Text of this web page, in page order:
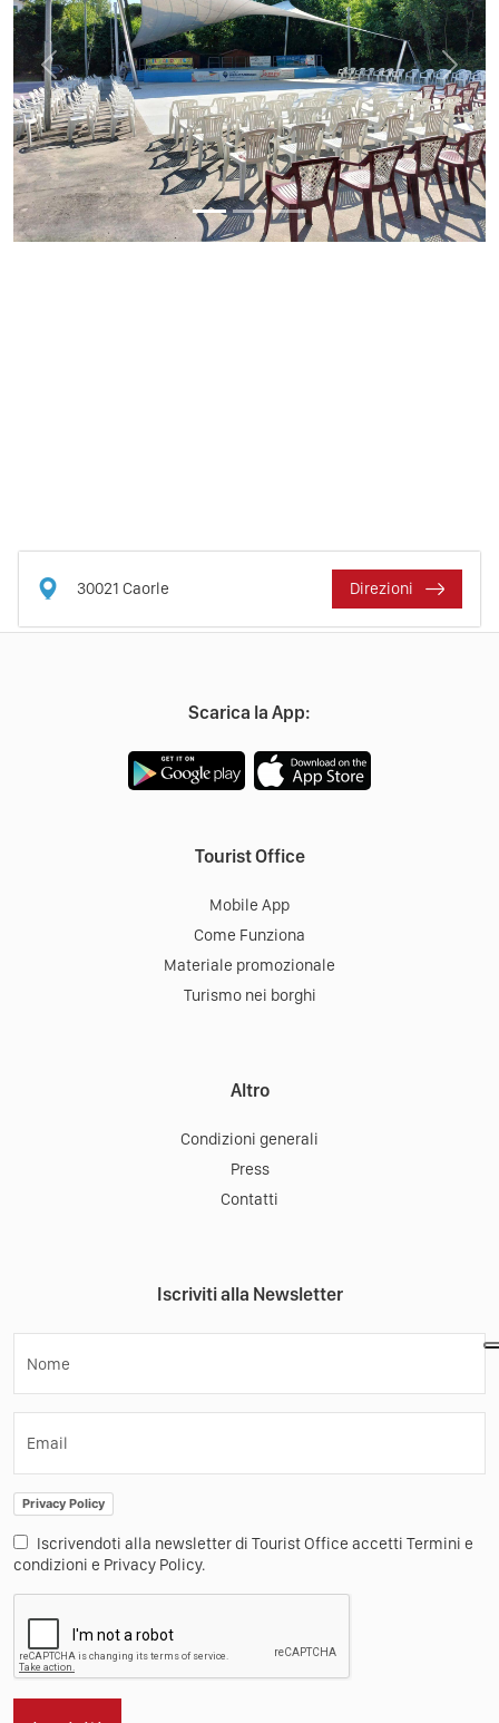
Previous Next
30021 Caorle Direzioni
Scarica la App:
Tourist Office
Mobile App
Come Funziona
Materiale promozionale
Turismo nei borghi
Altro
Condizioni generali
Press
Contatti
Iscriviti alla Newsletter
Nome
Email
Privacy Policy
Iscrivendoti alla newsletter di Tourist Office accetti Termini e
condizioni e Privacy Policy.